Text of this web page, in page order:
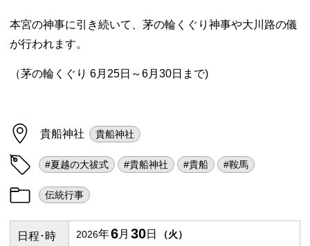
本宮の神事に引き続いて、茅の輪くぐり神事や大川路の儀
が行われます。
（茅の輪くぐり 6月25日～6月30日まで)
貴船神社 貴船神社
#夏越の大祓式 #貴船神社 #貴船 #鞍馬
伝統行事
日程･時
2026年6月 30日 （火）